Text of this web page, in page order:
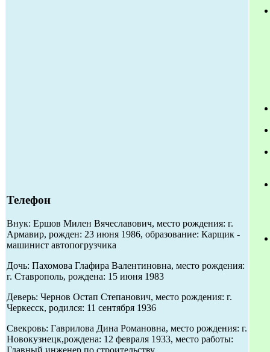
Телефон
Внук: Ершов Милен Вячеславович, место рождения: г.
Армавир, рожден: 23 июня 1986, образование: Карщик -
машинист автопогрузчика
Дочь: Пахомова Глафира Валентиновна, место рождения:
г. Ставрополь, рождена: 15 июня 1983
Деверь: Чернов Остап Степанович, место рождения: г.
Черкесск, родился: 11 сентября 1936
Свекровь: Гаврилова Дина Романовна, место рождения: г.
Новокузнецк,рождена: 12 февраля 1933, место работы:
Главный инженер по строительству